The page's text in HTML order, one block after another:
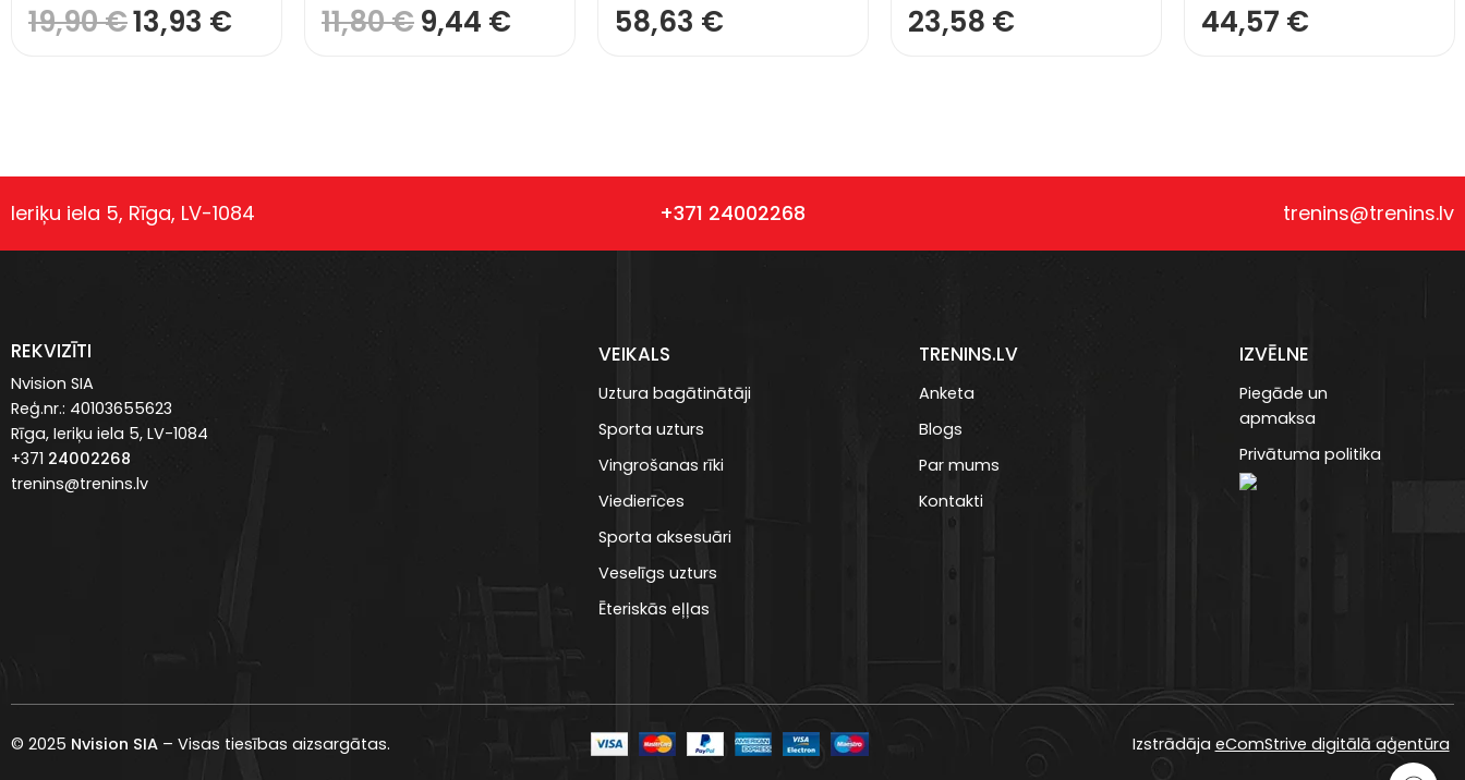
19,90€13,93 € 11,80€9,44 € 58,63 € 23,58 € 44,57 €
Ieriķu iela 5, Rīga, LV-1084 +371 24002268 trenins@trenins.lv
REKVIZĪTI
Nvision SIA
Reģ.nr.: 40103655623
Rīga, Ieriķu iela 5, LV-1084
+371 24002268
trenins@trenins.lv
VEIKALS
Uztura bagātinātāji
Sporta uzturs
Vingrošanas rīki
Viedierīces
Sporta aksesuāri
Veselīgs uzturs
Ēteriskās eļļas
TRENINS.LV
Anketa
Blogs
Par mums
Kontakti
IZVĒLNE
Piegāde un
apmaksa
Privātuma politika
© 2025 Nvision SIA – Visas tiesības aizsargātas. Izstrādāja eComStrive digitālā aģentūra